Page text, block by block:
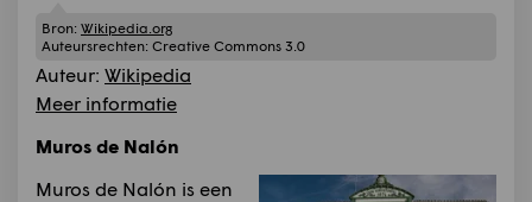
Bron: Wikipedia.org
Auteursrechten: Creative Commons 3.0
Auteur: Wikipedia
Meer informatie
Muros de Nalón
Muros de Nalón is een